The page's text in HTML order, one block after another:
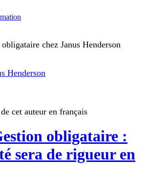
chez Janus Henderson
Henderson
cet auteur en français
obligataire :
sera de rigueur en